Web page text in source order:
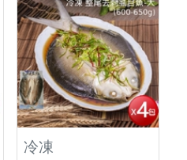
冷凍